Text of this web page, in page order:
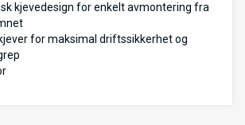
kjevedesign for enkelt avmontering fra
for maksimal driftssikkerhet og